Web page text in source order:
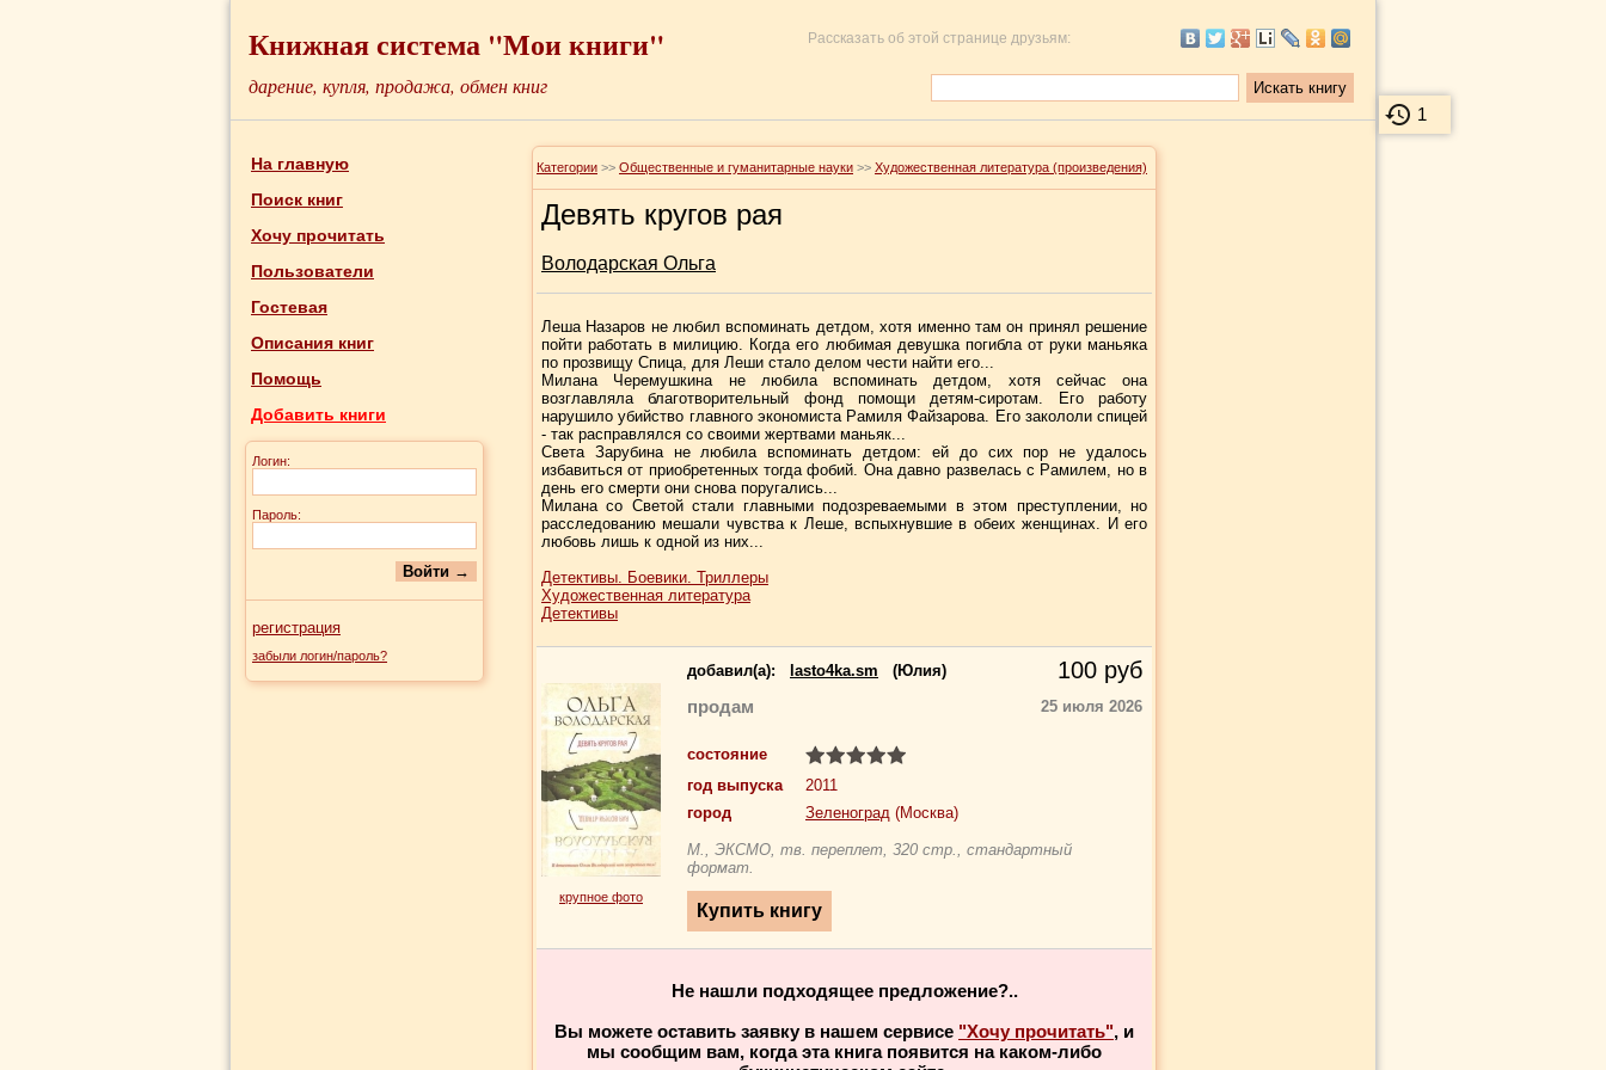
1
Книжная система "Мои книги" Рассказать об этой странице друзьям:
дарение, купля, продажа, обмен книг
На главную
Поиск книг
Хочу прочитать
Пользователи
Гостевая
Описания книг
Помощь
Добавить книги
Логин:
Пароль:
регистрация
забыли логин/пароль?
Категории >> Общественные и гуманитарные науки >> Художественная литература (произведения)
Девять кругов рая
Володарская Ольга
Леша Назаров не любил вспоминать детдом, хотя именно там он принял решение
пойти работать в милицию. Когда его любимая девушка погибла от руки маньяка
по прозвищу Спица, для Леши стало делом чести найти его...
Милана Черемушкина не любила вспоминать детдом, хотя сейчас она
возглавляла благотворительный фонд помощи детям-сиротам. Его работу
нарушило убийство главного экономиста Рамиля Файзарова. Его закололи спицей
- так расправлялся со своими жертвами маньяк...
Света Зарубина не любила вспоминать детдом: ей до сих пор не удалось
избавиться от приобретенных тогда фобий. Она давно развелась с Рамилем, но в
день его смерти они снова поругались...
Милана со Светой стали главными подозреваемыми в этом преступлении, но
расследованию мешали чувства к Леше, вспыхнувшие в обеих женщинах. И его
любовь лишь к одной из них...
Детективы. Боевики. Триллеры
Художественная литература
Детективы
крупное фото
добавил(a): lasto4ka.sm (Юлия) 100 руб
продам 25 июля 2026
состояние
год выпуска
2011
город
Зеленоград (Москва)
М., ЭКСМО, тв. переплет, 320 стр., стандартный
формат.
Не нашли подходящее предложение?..
Вы можете оставить заявку в нашем сервисе "Хочу прочитать", и
мы сообщим вам, когда эта книга появится на каком-либо